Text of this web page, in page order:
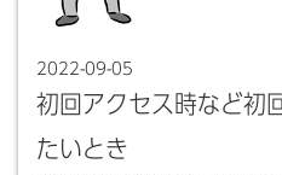
2022-09-05
初回アクセス時など初
たいとき